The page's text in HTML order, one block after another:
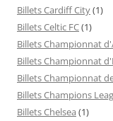
Billets Cardiff City(1)
Billets Celtic FC(1)
Billets Championnat
Billets Championnat
Billets Championnat
Billets Champions
Billets Chelsea (1)